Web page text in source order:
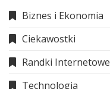
Biznes i Ekonomia
Ciekawostki
Randki Internetowe
Technologia